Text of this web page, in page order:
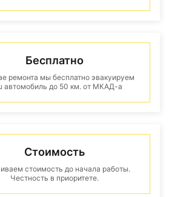
Бесплатно
ремонта мы бесплатно эвакуируем
автомобиль до 50 км. от МКАД-а
Стоимость
стоимость до начала работы.
Честность в приоритете.